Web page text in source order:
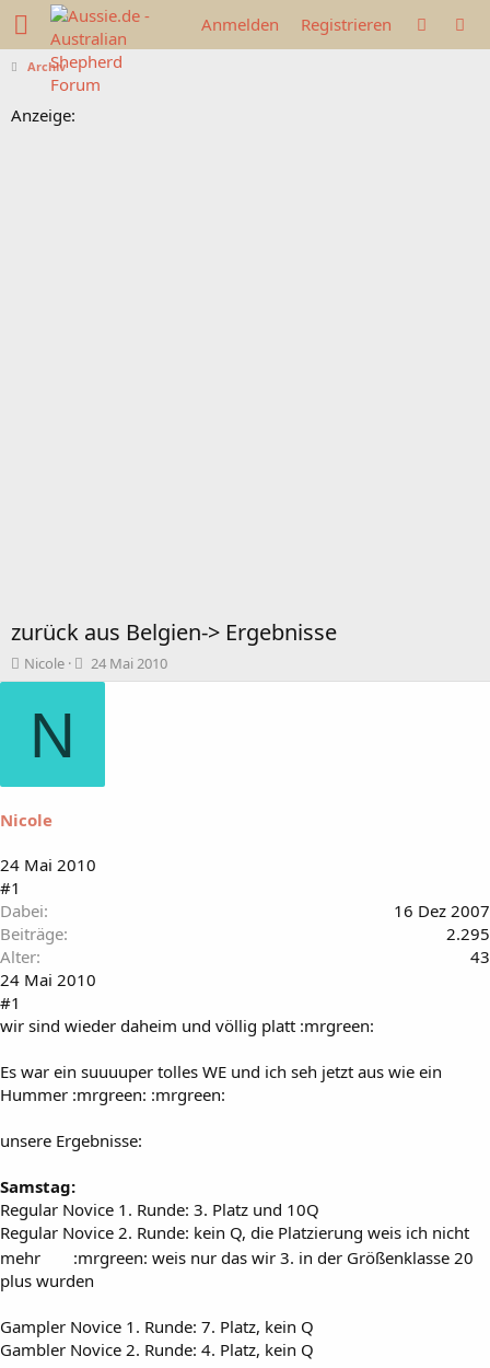
Anmelden Registrieren
Archiv
Anzeige:
zurück aus Belgien-> Ergebnisse
T
h
a
t
Nicole
B
e
m
24 Mai 2010
N
Nicole
24 Mai 2010
#1
Dabei
16 Dez 2007
Beiträge
2.295
Alter
43
24 Mai 2010
#1
wir sind wieder daheim und völlig platt :mrgreen:
Es war ein suuuuper tolles WE und ich seh jetzt aus wie ein
Hummer :mrgreen: :mrgreen:
unsere Ergebnisse:
Samstag:
Regular Novice 1. Runde: 3. Platz und 10Q
Regular Novice 2. Runde: kein Q, die Platzierung weis ich nicht
mehr
:mrgreen: weis nur das wir 3. in der Größenklasse 20
plus wurden
Gampler Novice 1. Runde: 7. Platz, kein Q
Gambler Novice 2. Runde: 4. Platz, kein Q